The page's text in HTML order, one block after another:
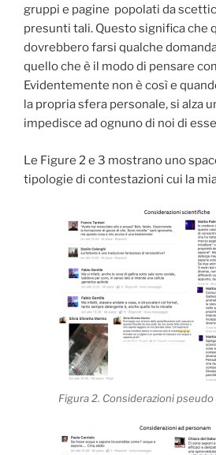
gruppi e pagine popolati da
presunti tali. Questo significa che
dovrebbero farsi qualche
quello che è il modo di pensare
Evidentemente non è così e
la propria sfera personale, si alza
impedisce ad ognuno di noi di
Le Figure 2 e 3 mostrano uno
tipologie di contestazioni cui la
Figura 2. Considerazioni